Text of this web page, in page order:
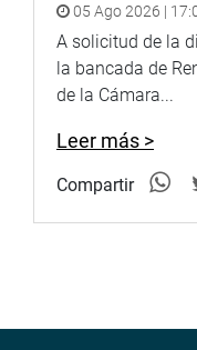
05 Ago 2026 |
A solicitud de la
la bancada de
de la Cámara...
Leer más >
Compartir